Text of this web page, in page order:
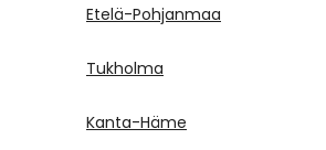
Etelä-Pohjanmaa
Tukholma
Kanta-Häme